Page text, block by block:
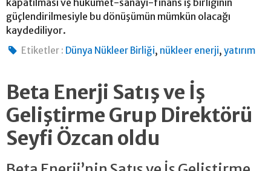
güçlendirilmesiyle bu dönüşümün mümkün olacağı
kaydediliyor.
Etiketler : Dünya Nükleer Birliği, nükleer enerji,yatırım
Beta Enerji Satış ve İş
Geliştirme Grup Direktörü
Seyfi Özcan oldu